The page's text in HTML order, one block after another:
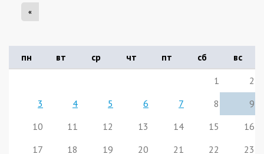
«
пн вт ср чт пт сб
вс
1
2
3
4 5 6 7 8
9
10
11 12 13 14 15
16
17
18 19 20 21 22
23